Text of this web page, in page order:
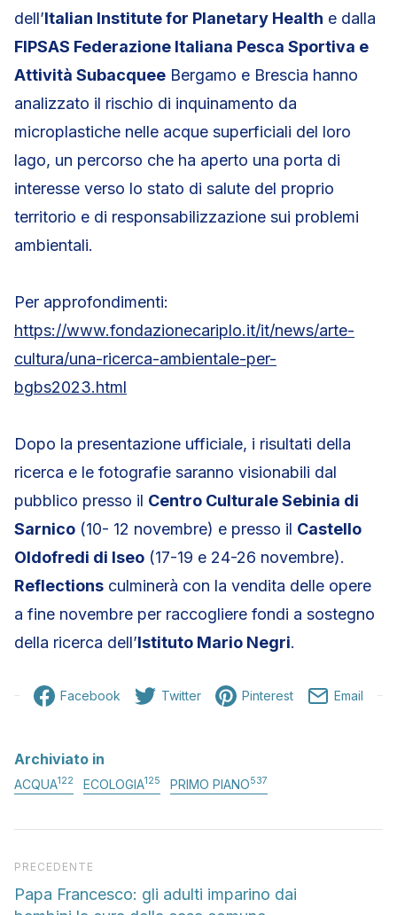
dell’Italian Institute for Planetary Health e dalla
FIPSAS Federazione Italiana Pesca Sportiva e
Attività Subacquee Bergamo e Brescia hanno
analizzato il rischio di inquinamento da
microplastiche nelle acque superficiali del loro
lago, un percorso che ha aperto una porta di
interesse verso lo stato di salute del proprio
territorio e di responsabilizzazione sui problemi
ambientali.
Per approfondimenti:
https://www.fondazionecariplo.it/it/news/arte-
cultura/una-ricerca-ambientale-per-
bgbs2023.html
Dopo la presentazione ufficiale, i risultati della
ricerca e le fotografie saranno visionabili dal
pubblico presso il Centro Culturale Sebinia di
Sarnico (10- 12 novembre) e presso il Castello
Oldofredi di Iseo (17-19 e 24-26 novembre).
Reflections culminerà con la vendita delle opere
a fine novembre per raccogliere fondi a sostegno
della ricerca dell’Istituto Mario Negri.
Facebook Twitter Pinterest Email
Archiviato in
ACQUA122 ECOLOGIA125 PRIMO PIANO537
Articolo precedente
PRECEDENTE
Papa Francesco: gli adulti imparino dai